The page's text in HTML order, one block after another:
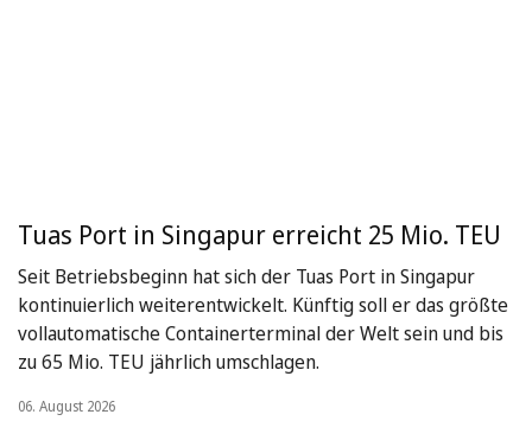
Tuas Port in Singapur erreicht 25 Mio. TEU
Seit Betriebsbeginn hat sich der Tuas Port in Singapur
kontinuierlich weiterentwickelt. Künftig soll er das größte
vollautomatische Containerterminal der Welt sein und bis
zu 65 Mio. TEU jährlich umschlagen.
06. August 2026